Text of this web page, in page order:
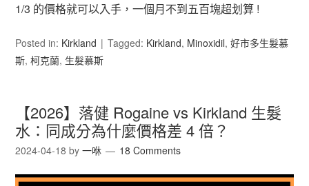
1/3 的價格就可以入手，一個月不到五百塊超划算 !
Posted in: Kirkland Tagged: Kirkland, Minoxidil,好市多生髮慕
斯,柯克蘭, 生髮慕斯
【2026】落健 Rogaine vs Kirkland 生髮
水：同成分為什麼價格差 4 倍？
2024-04-18 by一咻 18 Comments